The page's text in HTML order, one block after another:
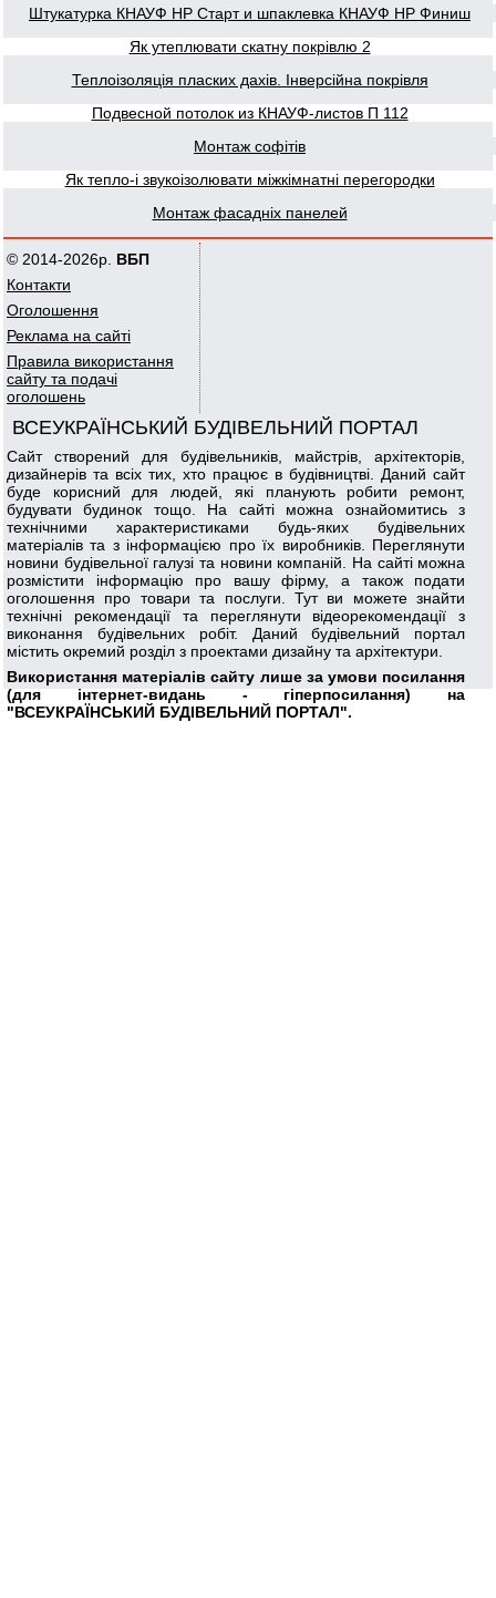
Штукатурка КНАУФ НР Старт и шпаклевка КНАУФ НР Финиш
Як утеплювати скатну покрівлю 2
Теплоізоляція пласких дахів. Інверсійна покрівля
Подвесной потолок из КНАУФ-листов П 112
Монтаж софітів
Як тепло-і звукоізолювати міжкімнатні перегородки
Монтаж фасадніх панелей
© 2014-2026р. ВБП
Контакти
Оголошення
Реклама на сайті
Правила використання
сайту та подачі
оголошень
ВСЕУКРАЇНСЬКИЙ БУДІВЕЛЬНИЙ ПОРТАЛ
Сайт створений для будівельників, майстрів, архітекторів,
дизайнерів та всіх тих, хто працює в будівництві. Даний сайт
буде корисний для людей, які планують робити ремонт,
будувати будинок тощо. На сайті можна ознайомитись з
технічними характеристиками будь-яких будівельних
матеріалів та з інформацією про їх виробників. Переглянути
новини будівельної галузі та новини компаній. На сайті можна
розмістити інформацію про вашу фірму, а також подати
оголошення про товари та послуги. Тут ви можете знайти
технічні рекомендації та переглянути відеорекомендації з
виконання будівельних робіт. Даний будівельний портал
містить окремий розділ з проектами дизайну та архітектури.
Використання матеріалів сайту лише за умови посилання
(для інтернет-видань - гіперпосилання) на
"ВСЕУКРАЇНСЬКИЙ БУДІВЕЛЬНИЙ ПОРТАЛ".